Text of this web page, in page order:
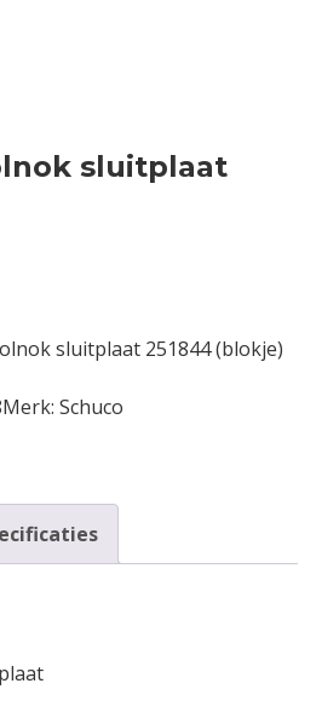
sluitplaat
sluitplaat 251844 (blokje)
Merk: Schuco